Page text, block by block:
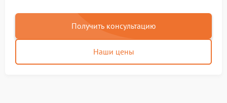
Получить консультацию
Наши цены